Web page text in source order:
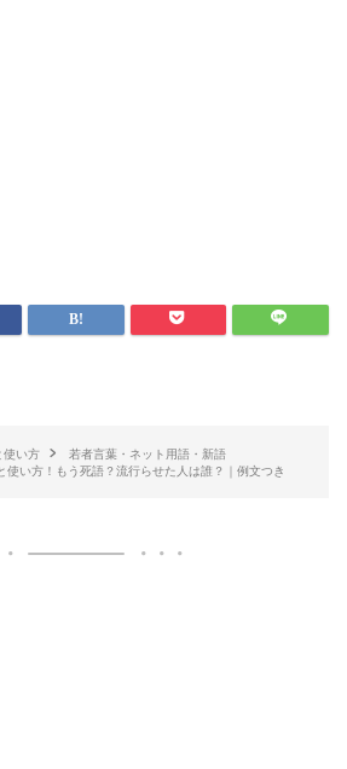
使い方
若者言葉・ネット用語・新語
使い方！もう死語？流行らせた人は誰？｜例文つき